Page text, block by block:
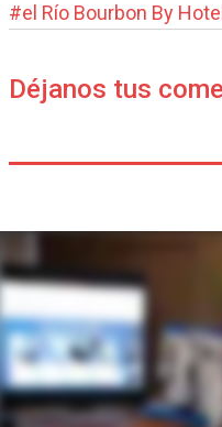
#el Río Bourbon By
Déjanos tus